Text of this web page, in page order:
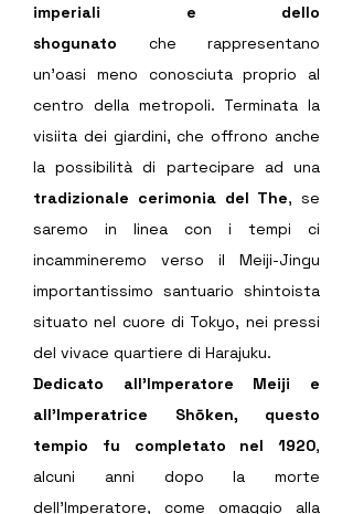
imperiali e dello
shogunato
che
rappresentano
un'oasi meno conosciuta proprio al
centro della metropoli. Terminata la
visiita dei giardini, che offrono anche
tradizionale cerimonia del The, se
saremo in linea con i tempi ci
incammineremo verso il Meiji-Jingu
importantissimo santuario shintoista
situato nel cuore di Tokyo, nei pressi
del vivace quartiere di Harajuku.
Dedicato all’Imperatore Meiji e
all’Imperatrice Shōken, questo
tempio fu completato nel 1920,
alcuni anni dopo la morte
dell’Imperatore, come omaggio alla